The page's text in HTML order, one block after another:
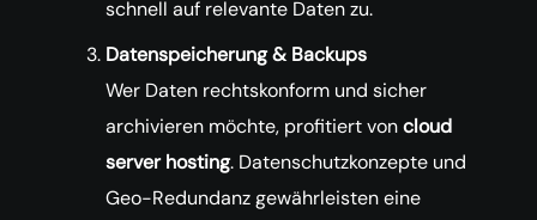
schnell auf relevante Daten zu.
Datenspeicherung & Backups
Wer Daten rechtskonform und sicher
archivieren möchte, profitiert voncloud
server hosting. Datenschutzkonzepte und
Geo-Redundanz gewährleisten eine